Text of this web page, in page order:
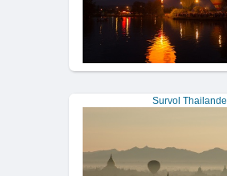
Survol Thailande